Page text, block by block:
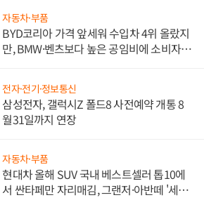
자동차·부품
BYD코리아 가격 앞세워 수입차 4위 올랐지
만, BMW·벤츠보다 높은 공임비에 소비자
전자·전기·정보통신
삼성전자, 갤럭시Z 폴드8 사전예약 개통 8
월31일까지 연장
자동차·부품
현대차 올해 SUV 국내 베스트셀러 톱10에
서 싼타페만 자리매김, 그랜저·아반떼 '세단